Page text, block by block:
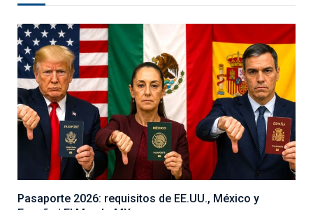
Pasaporte 2026: requisitos de EE.UU., México y